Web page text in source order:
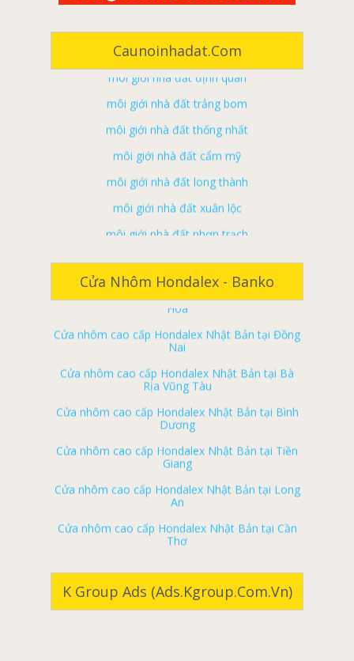
Caunoinhadat.com
môi giới nhà đất định quán
môi giới nhà đất trảng bom
môi giới nhà đất thống nhất
môi giới nhà đất cẩm mỹ
môi giới nhà đất long thành
môi giới nhà đất xuân lộc
môi giới nhà đất nhơn trạch
ký gửi nhà đất đồng nai
ký gửi nhà đất biên hoà
ký gửi nhà đất long khánh
ký gửi nhà đất tân phú
ký gửi nhà đất vĩnh cửu
ký gửi nhà đất định quán
ký gửi nhà đất trảng bom
ký gửi nhà đất thống nhất
ký gửi nhà đất cẩm mỹ
ký gửi nhà đất long thành
ký gửi nhà đất xuân lộc
ký gửi nhà đất nhơn trạch
Nhà đất biên hòa
Nhà đất long khánh
Nhà đất tân phú
Cửa Nhôm Hondalex - Banko
Cửa nhôm cao cấp Hondalex Nhật Bản tại Đà
Hòa
Cửa nhôm cao cấp Hondalex Nhật Bản tại Đồng
Cửa nhôm cao cấp Hondalex Nhật Bản tại Bà
Cửa nhôm cao cấp Hondalex Nhật Bản tại Bình
Dương
Cửa nhôm cao cấp Hondalex Nhật Bản tại Tiền
Giang
Cửa nhôm cao cấp Hondalex Nhật Bản tại Long
Cửa nhôm cao cấp Hondalex Nhật Bản tại Cần
Cửa nhôm cao cấp Hondalex Nhật Bản tại Cà
Liêu
K Group Ads (ads.kgroup.com.vn)